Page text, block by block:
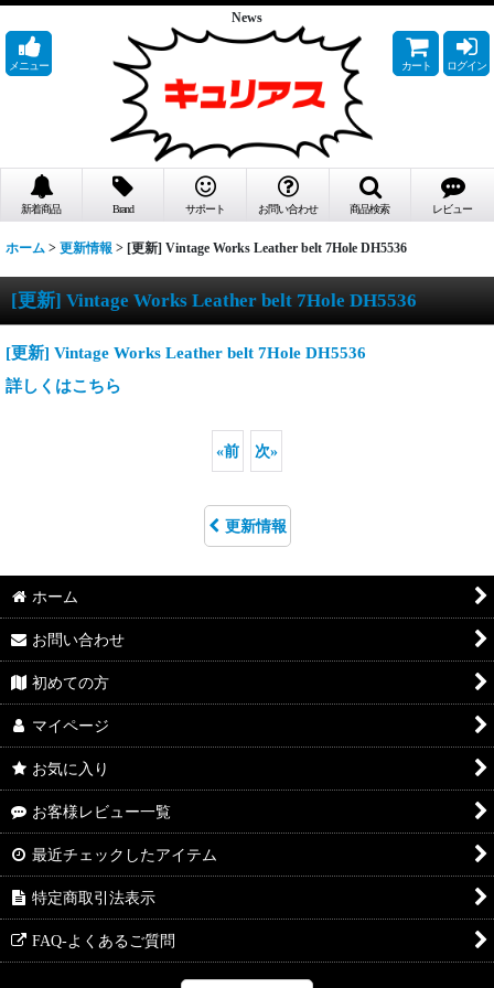
News
メニュー カート ログイン
新着商品 Brand サポート お問い合わせ 商品検索 レビュー
ホーム > 更新情報 > [更新] Vintage Works Leather belt 7Hole DH5536
[更新] Vintage Works Leather belt 7Hole DH5536
[更新] Vintage Works Leather belt 7Hole DH5536
詳しくはこちら
«前 次»
更新情報
ホーム
お問い合わせ
初めての方
マイページ
お気に入り
お客様レビュー一覧
最近チェックしたアイテム
特定商取引法表示
FAQ-よくあるご質問